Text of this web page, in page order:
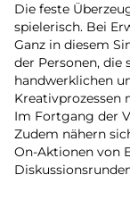
Die feste
spielerisch. Bei
Ganz in diesem
der Personen, die
handwerklichen
Kreativprozessen
Im Fortgang der
Zudem nähern
On-Aktionen von